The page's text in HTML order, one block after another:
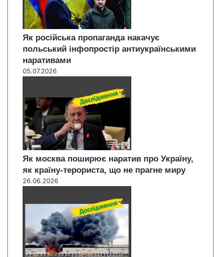
Як російська пропаганда накачує
польський інфопростір антиукраїнськими
наративами
05.07.2026
Як москва поширює наратив про Україну,
як країну-терориста, що не прагне миру
26.06.2026